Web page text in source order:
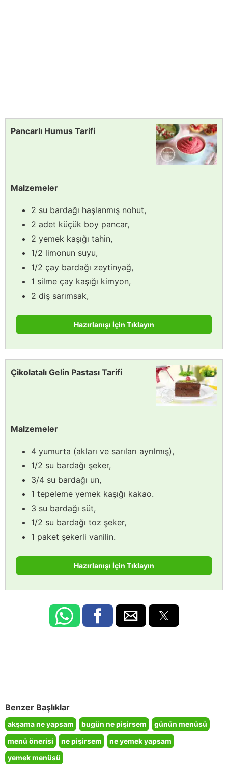
Pancarlı Humus Tarifi
Malzemeler
2 su bardağı haşlanmış nohut,
2 adet küçük boy pancar,
2 yemek kaşığı tahin,
1/2 limonun suyu,
1/2 çay bardağı zeytinyağ,
1 silme çay kaşığı kimyon,
2 diş sarımsak,
Hazırlanışı İçin Tıklayın
Çikolatalı Gelin Pastası Tarifi
Malzemeler
4 yumurta (akları ve sarıları ayrılmış),
1/2 su bardağı şeker,
3/4 su bardağı un,
1 tepeleme yemek kaşığı kakao.
3 su bardağı süt,
1/2 su bardağı toz şeker,
1 paket şekerli vanilin.
Hazırlanışı İçin Tıklayın
Benzer Başlıklar
akşama ne yapsam bugün ne pişirsem
günün menüsü
menü önerisi
ne pişirsem
ne yemek yapsam
yemek menüsü